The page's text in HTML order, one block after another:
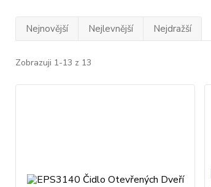
Nejnovější Nejlevnější Nejdražší
Zobrazuji 1-13 z 13